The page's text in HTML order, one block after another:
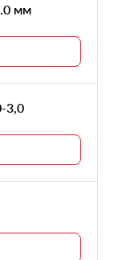
мм
3,0